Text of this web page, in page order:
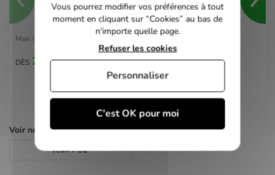
Maxi Quiz du Foot Francais - PS2
DÈS 2,00 €
Voir nos autres pages :
Jeux PS2
Vous pourrez modifier vos préférences à tout
moment en cliquant sur “Cookies” au bas de
n'importe quelle page.
C'est OK pour moi
Refuser les cookies
Personnaliser